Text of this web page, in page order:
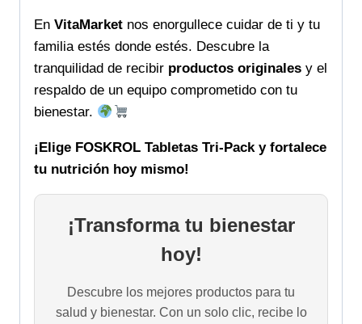
En VitaMarket nos enorgullece cuidar de ti y tu
familia estés donde estés. Descubre la
tranquilidad de recibir productos originales y el
respaldo de un equipo comprometido con tu
bienestar.
¡Elige FOSKROL Tabletas Tri-Pack y fortalece
tu nutrición hoy mismo!
¡Transforma tu bienestar
hoy!
Descubre los mejores productos para tu
salud y bienestar. Con un solo clic, recibe lo